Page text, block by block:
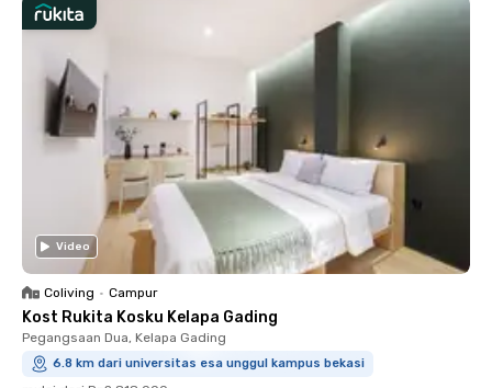
Video
Coliving • Campur
Kost Rukita Kosku Kelapa Gading
Pegangsaan Dua, Kelapa Gading
6.8 km dari universitas esa unggul kampus bekasi